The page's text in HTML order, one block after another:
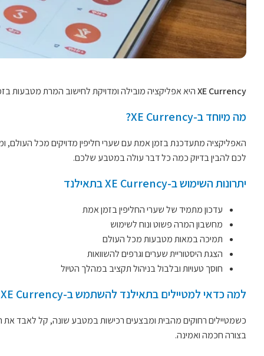
XE Currencyהיא אפליקציה מובילה ומדויקת לחישוב המרת מטבעות
מה מיוחד ב-XE Currency?
לכם להבין בדיוק כמה כל דבר עולה במטבע שלכם.
יתרונות השימוש ב-XE Currency בתאילנד
עדכון מתמיד של שערי החליפין בזמן אמת
מחשבון המרה פשוט ונוח לשימוש
תמיכה במאות מטבעות מכל העולם
הצגת היסטוריית שערים וגרפים להשוואות
חוסך טעויות ובלבול בניהול תקציב במהלך הטיול
למה כדאי למטיילים בתאילנד להשתמש ב-XE Currency?
בצורה חכמה ואמינה.